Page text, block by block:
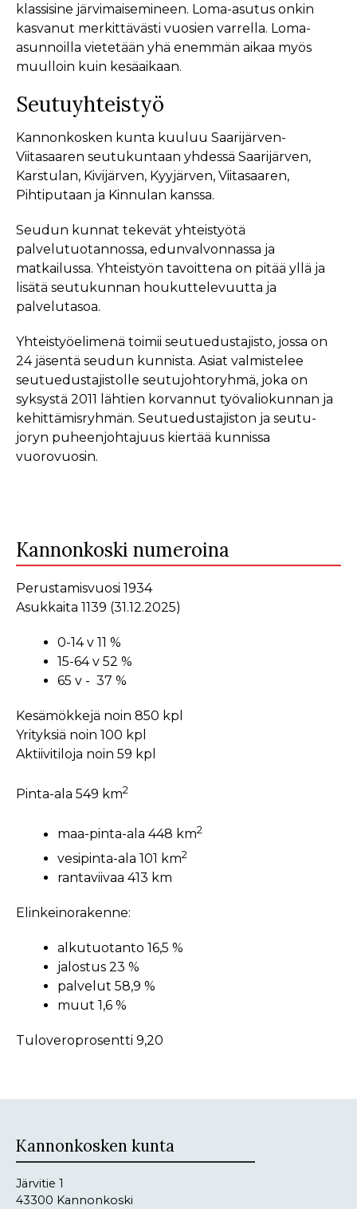
klassisine järvimaisemineen. Loma-asutus onkin
kasvanut merkittävästi vuosien varrella. Loma-
asunnoilla vietetään yhä enemmän aikaa myös
muulloin kuin kesäaikaan.
Seutuyhteistyö
Kannonkosken kunta kuuluu Saarijärven-
Viitasaaren seutukuntaan yhdessä Saarijärven,
Karstulan, Kivijärven, Kyyjärven, Viitasaaren,
Pihtiputaan ja Kinnulan kanssa.
Seudun kunnat tekevät yhteistyötä
palvelutuotannossa, edunvalvonnassa ja
matkailussa. Yhteistyön tavoittena on pitää yllä ja
lisätä seutukunnan houkuttelevuutta ja
palvelutasoa.
Yhteistyöelimenä toimii seutuedustajisto, jossa on
24 jäsentä seudun kunnista. Asiat valmistelee
seutuedustajistolle seutujohtoryhmä, joka on
syksystä 2011 lähtien korvannut työvaliokunnan ja
kehittämisryhmän. Seutuedustajiston ja seutu-
joryn puheenjohtajuus kiertää kunnissa
vuorovuosin.
Kannonkoski numeroina
Perustamisvuosi 1934
Asukkaita 1139 (31.12.2025)
0-14 v 11 %
15-64 v 52 %
65 v - 37 %
Kesämökkejä noin 850 kpl
Yrityksiä noin 100 kpl
Aktiivitiloja noin 59 kpl
Pinta-ala 549 km2
maa-pinta-ala 448 km2
vesipinta-ala 101 km2
rantaviivaa 413 km
Elinkeinorakenne:
alkutuotanto 16,5 %
jalostus 23 %
palvelut 58,9 %
muut 1,6 %
Tuloveroprosentti 9,20
Kannonkosken kunta
Järvitie 1
43300 Kannonkoski